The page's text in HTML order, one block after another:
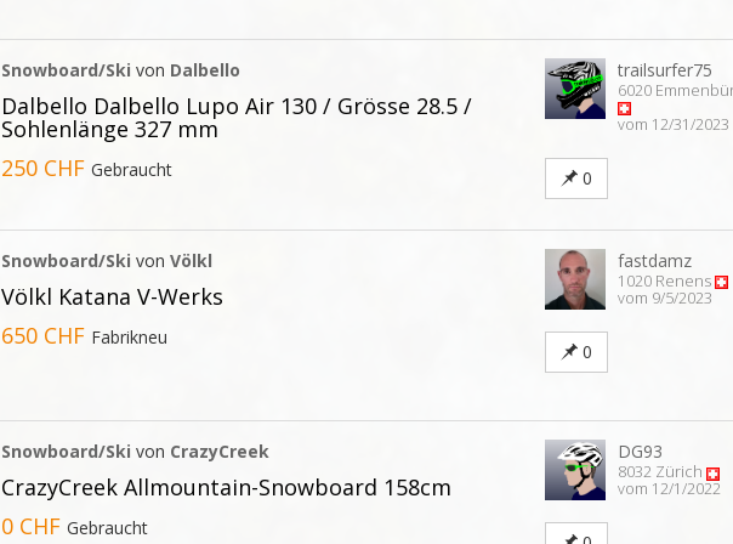
Snowboard/Ski von Dalbello
Dalbello Dalbello Lupo Air 130 / Grösse 28.5 /
Sohlenlänge 327 mm
250 CHFGebraucht
trailsurfer75
6020
vom 12/31/2023
0
Snowboard/Ski vonVölkl
Völkl Katana V-Werks
650 CHF Fabrikneu
fastdamz
1020 Renens
vom 9/5/2023
0
Snowboard/Ski von CrazyCreek
CrazyCreek Allmountain-Snowboard 158cm
0 CHFGebraucht
DG93
8032 Zürich
vom 12/1/2022